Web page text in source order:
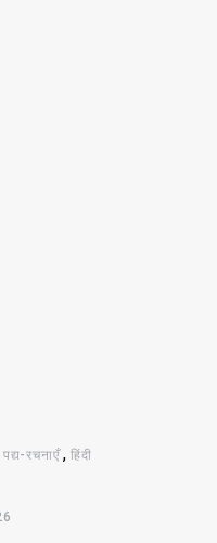
पद्य-रचनाएँ,हिंदी